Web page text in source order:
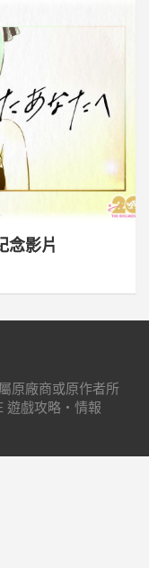
念影片
原廠商或原作者所
遊戲攻略‧情報